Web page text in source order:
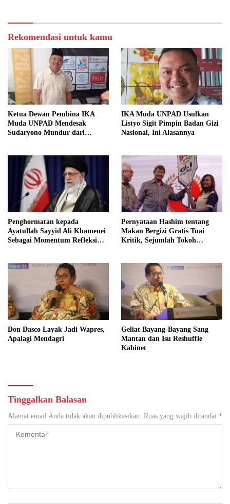
Rekomendasi untuk kamu
Ketua Dewan Pembina IKA
Muda UNPAD Mendesak
Sudaryono Mundur dari
Independensi Badan Gizi
Nasional
IKA Muda UNPAD Usulkan
Listyo Sigit Pimpin Badan Gizi
Nasional, Ini Alasannya
Penghormatan kepada
Ayatullah Sayyid Ali Khamenei
Sebagai Momentum Refleksi
bagi Indonesia
Pernyataan Hashim tentang
Makan Bergizi Gratis Tuai
Kritik, Sejumlah Tokoh
Don Dasco Layak Jadi Wapres,
Apalagi Mendagri
Geliat Bayang-Bayang Sang
Mantan dan Isu Reshuffle
Kabinet
Tinggalkan Balasan
Alamat email Anda tidak akan dipublikasikan. Ruas yang wajib ditandai *